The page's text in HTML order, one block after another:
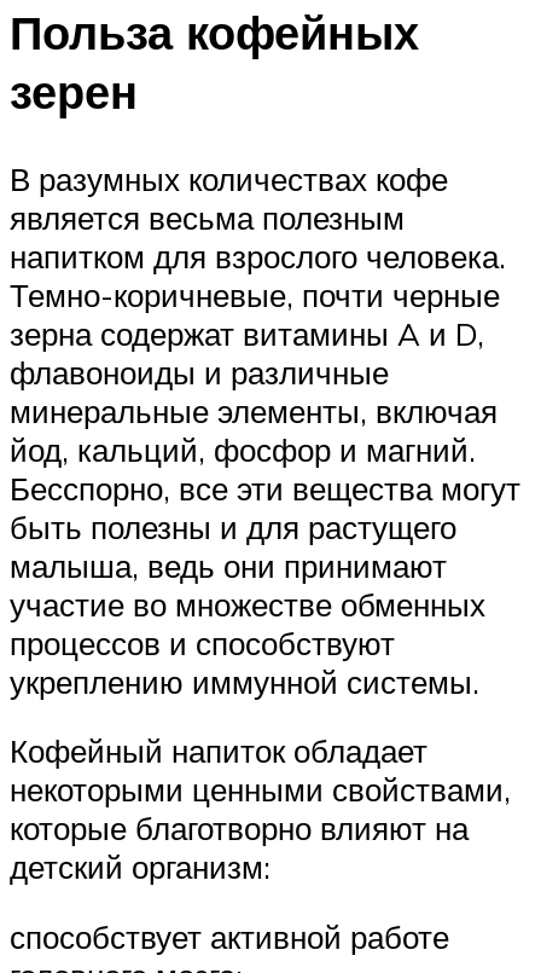
Польза кофейных
зерен
В разумных количествах кофе
является весьма полезным
напитком для взрослого человека.
Темно-коричневые, почти черные
зерна содержат витамины A и D,
флавоноиды и различные
минеральные элементы, включая
йод, кальций, фосфор и магний.
Бесспорно, все эти вещества могут
быть полезны и для растущего
малыша, ведь они принимают
участие во множестве обменных
процессов и способствуют
укреплению иммунной системы.
Кофейный напиток обладает
некоторыми ценными свойствами,
которые благотворно влияют на
детский организм:
способствует активной работе